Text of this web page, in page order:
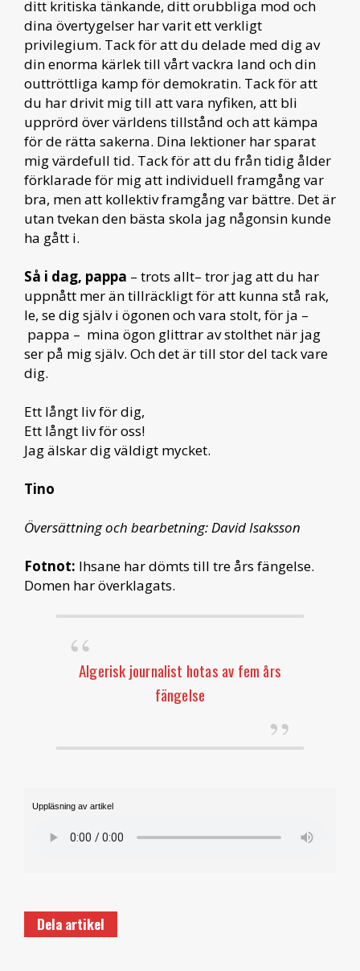
ditt kritiska tänkande, ditt orubbliga mod och
dina övertygelser har varit ett verkligt
privilegium. Tack för att du delade med dig av
din enorma kärlek till vårt vackra land och din
outtröttliga kamp för demokratin. Tack för att
du har drivit mig till att vara nyfiken, att bli
upprörd över världens tillstånd och att kämpa
för de rätta sakerna. Dina lektioner har sparat
mig värdefull tid. Tack för att du från tidig ålder
förklarade för mig att individuell framgång var
bra, men att kollektiv framgång var bättre. Det är
utan tvekan den bästa skola jag någonsin kunde
ha gått i.
Så i dag, pappa – trots allt– tror jag att du har
uppnått mer än tillräckligt för att kunna stå rak,
le, se dig själv i ögonen och vara stolt, för ja –
pappa – mina ögon glittrar av stolthet när jag
ser på mig själv. Och det är till stor del tack vare
dig.
Ett långt liv för dig,
Ett långt liv för oss!
Jag älskar dig väldigt mycket.
Tino
Översättning och bearbetning: David Isaksson
Fotnot: Ihsane har dömts till tre års fängelse.
Domen har överklagats.
Algerisk journalist hotas av fem års
fängelse
Uppläsning av artikel
Dela artikel